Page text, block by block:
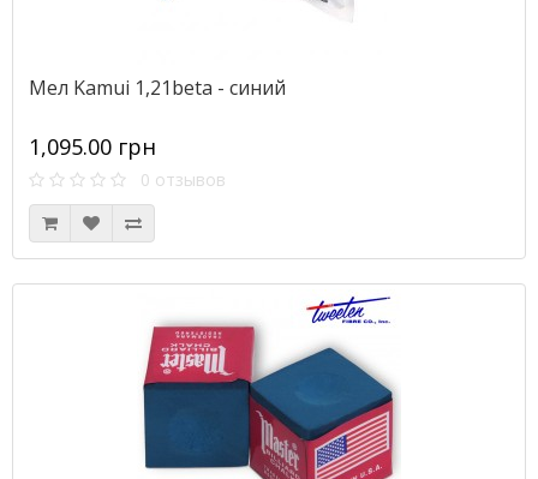
Мел Kamui 1,21beta - синий
1,095.00 грн
0 отзывов